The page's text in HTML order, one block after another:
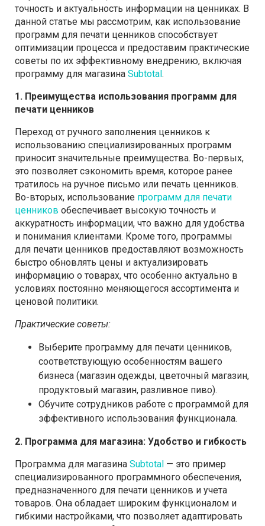
точность и актуальность информации на ценниках. В
данной статье мы рассмотрим, как использование
программ для печати ценников способствует
оптимизации процесса и предоставим практические
советы по их эффективному внедрению, включая
программу для магазина Subtotal.
1. Преимущества использования программ для
печати ценников
Переход от ручного заполнения ценников к
использованию специализированных программ
приносит значительные преимущества. Во-первых,
это позволяет сэкономить время, которое ранее
тратилось на ручное письмо или печать ценников.
Во-вторых, использование программ для печати
ценников обеспечивает высокую точность и
аккуратность информации, что важно для удобства
и понимания клиентами. Кроме того, программы
для печати ценников предоставляют возможность
быстро обновлять цены и актуализировать
информацию о товарах, что особенно актуально в
условиях постоянно меняющегося ассортимента и
ценовой политики.
Практические советы:
Выберите программу для печати ценников,
соответствующую особенностям вашего
бизнеса (магазин одежды, цветочный магазин,
продуктовый магазин, разливное пиво).
Обучите сотрудников работе с программой для
эффективного использования функционала.
2. Программа для магазина: Удобство и гибкость
Программа для магазина Subtotal — это пример
специализированного программного обеспечения,
предназначенного для печати ценников и учета
товаров. Она обладает широким функционалом и
гибкими настройками, что позволяет адаптировать